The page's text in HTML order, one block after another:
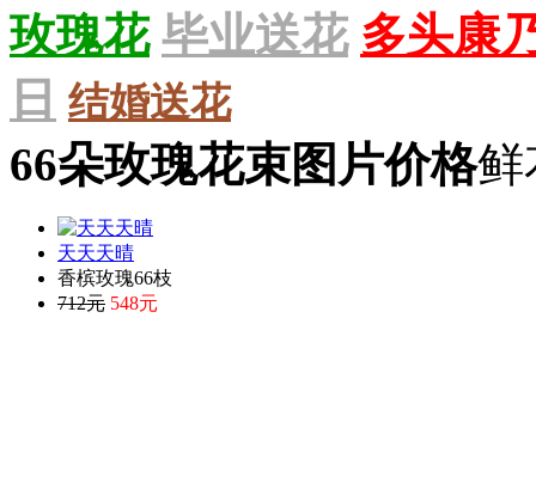
玫瑰花 毕业送花 多头康
日 结婚送花
66朵玫瑰花束图片价格鲜
天天天晴
香槟玫瑰66枝
712元 548元